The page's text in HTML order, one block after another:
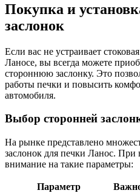
Покупка и
заслонок
Если вас не устраивает
Ланосе, вы всегда можете
стороннюю заслонку. Это
работы печки и повысить
автомобиля.
Выбор сторонней
На рынке представлено
заслонок для печки Ланос. При
внимание на такие параметры:
Параметр